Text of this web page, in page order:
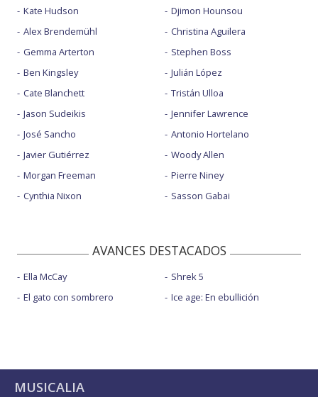
Kate Hudson
Alex Brendemühl
Gemma Arterton
Ben Kingsley
Cate Blanchett
Jason Sudeikis
José Sancho
Javier Gutiérrez
Morgan Freeman
Cynthia Nixon
Djimon Hounsou
Christina Aguilera
Stephen Boss
Julián López
Tristán Ulloa
Jennifer Lawrence
Antonio Hortelano
Woody Allen
Pierre Niney
Sasson Gabai
AVANCES DESTACADOS
Ella McCay
El gato con sombrero
Shrek 5
Ice age: En ebullición
MUSICALIA